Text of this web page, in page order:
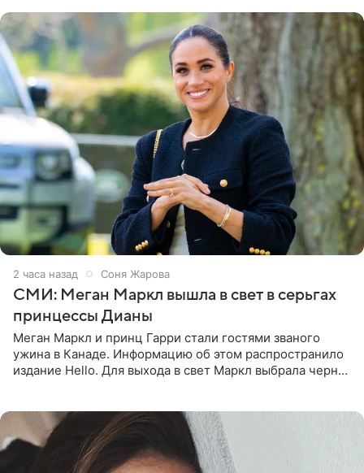
2 часа назад Соня Жарова
СМИ: Меган Маркл вышла в свет в серьгах
принцессы Дианы
Меган Маркл и принц Гарри стали гостями званого
ужина в Канаде. Информацию об этом распространило
издание Hello. Для выхода в свет Маркл выбрала черное